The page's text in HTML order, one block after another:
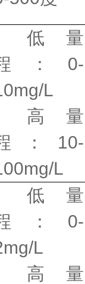
低量
： 0-
L
高量
： 10-
L
低量
： 0-
L
高量